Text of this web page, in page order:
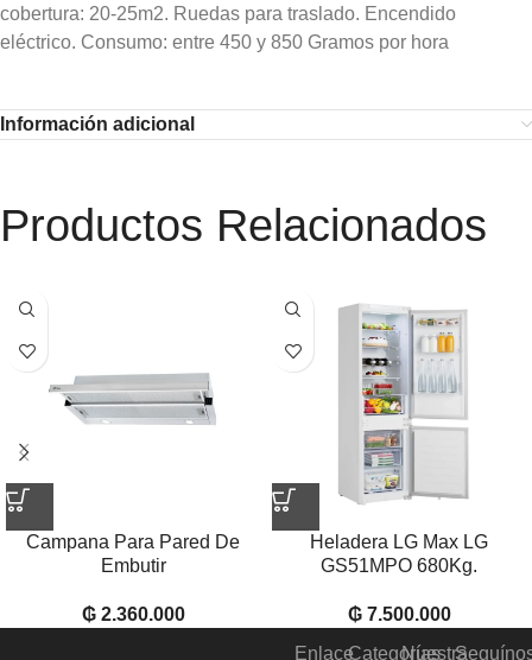
cobertura: 20-25m2. Ruedas para traslado. Encendido
eléctrico. Consumo: entre 450 y 850 Gramos por hora
Información adicional
Productos Relacionados
Campana Para Pared De
Embutir
₲2.360.000
Heladera LG Max LG
GS51MPO 680Kg.
₲7.500.000
EnlaceCategorías
Nuestra